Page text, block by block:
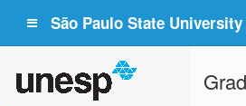
São Paulo State